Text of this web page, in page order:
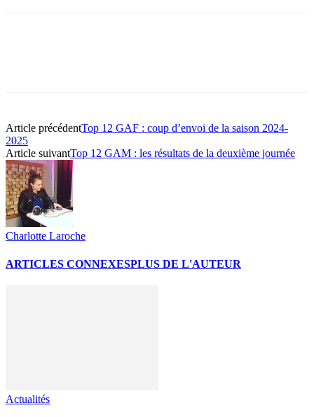
Article précédentTop 12 GAF : coup d’envoi de la saison 2024-
2025
Article suivantTop 12 GAM : les résultats de la deuxième journée
Charlotte Laroche
ARTICLES CONNEXESPLUS DE L'AUTEUR
Actualités